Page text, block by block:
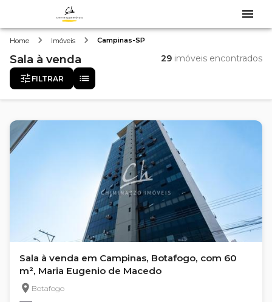
Home Imóveis Campinas-SP
Sala à venda 29 imóveis encontrados
FILTRAR
Sala à venda em Campinas, Botafogo, com 60
m², Maria Eugenio de Macedo
Botafogo